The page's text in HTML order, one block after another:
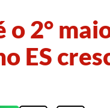
o 2°
ES